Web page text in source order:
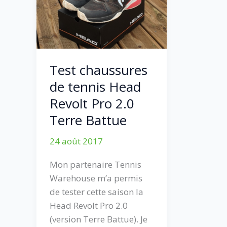
Test chaussures
de tennis Head
Revolt Pro 2.0
Terre Battue
24 août 2017
Mon partenaire Tennis
Warehouse m’a permis
de tester cette saison la
Head Revolt Pro 2.0
(version Terre Battue). Je